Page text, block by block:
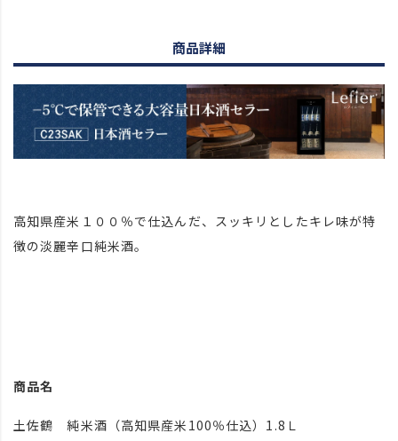
商品詳細
高知県産米１００％で仕込んだ、スッキリとしたキレ味が特
徴の淡麗辛口純米酒。
商品名
土佐鶴 純米酒（高知県産米100％仕込）1.8Ｌ